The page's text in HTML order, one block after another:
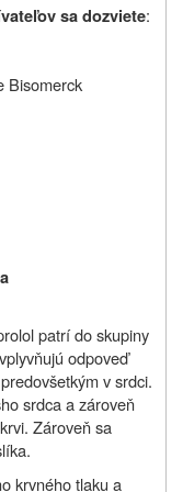
sa dozviete:
Bisomerck
patrí do skupiny
odpoveď
v srdci.
srdca a zároveň
Zároveň sa
krvného tlaku a